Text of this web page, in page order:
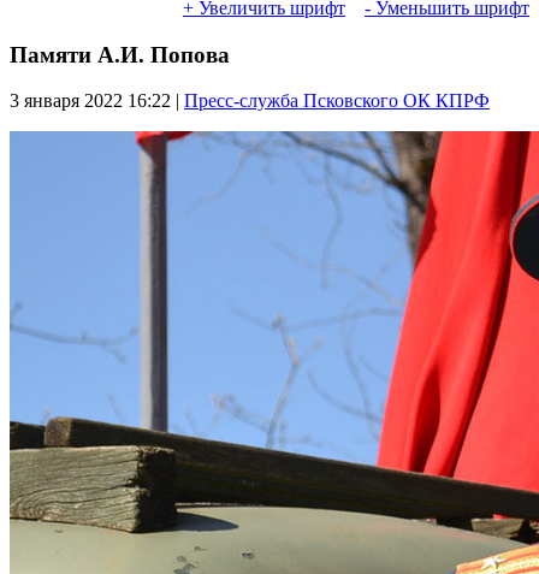
+ Увеличить шрифт - Уменьшить шрифт
Памяти А.И. Попова
3 января 2022 16:22 | Пресс-служба Псковского ОК КПРФ